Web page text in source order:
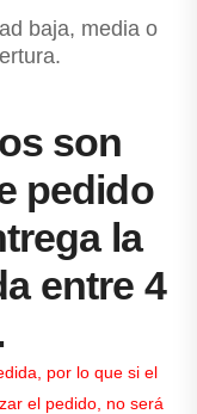
baja, media o
son
pedido
la
entre 4
por lo que si el
el pedido, no será